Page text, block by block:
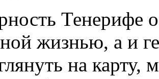
Тенерифе
жизнью, а и
на карту,